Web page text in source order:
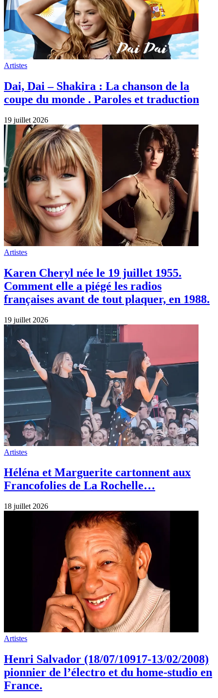
Artistes
Dai, Dai – Shakira : La chanson de la
coupe du monde . Paroles et traduction
19 juillet 2026
Artistes
Karen Cheryl née le 19 juillet 1955.
Comment elle a piégé les radios
françaises avant de tout plaquer, en 1988.
19 juillet 2026
Artistes
Héléna et Marguerite cartonnent aux
Francofolies de La Rochelle…
18 juillet 2026
Artistes
Henri Salvador (18/07/10917-13/02/2008)
pionnier de l’électro et du home‑studio en
France.